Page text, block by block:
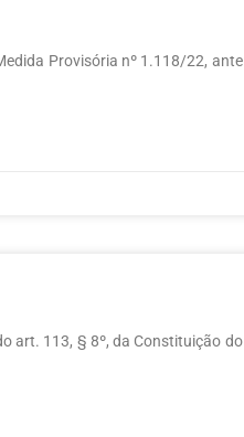
Provisória nº 1.118/22, ante
art. 113, § 8º, da Constituição do